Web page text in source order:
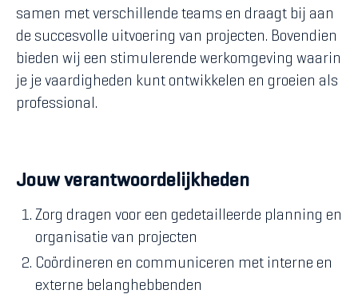
samen met verschillende teams en draagt bij aan
de succesvolle uitvoering van projecten. Bovendien
bieden wij een stimulerende werkomgeving waarin
je je vaardigheden kunt ontwikkelen en groeien als
professional.
Jouw verantwoordelijkheden
Zorg dragen voor een gedetailleerde planning en
organisatie van projecten
Coördineren en communiceren met interne en
externe belanghebbenden